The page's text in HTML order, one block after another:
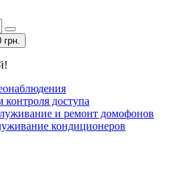
грн.
доступа
и ремонт домофонов
кондиционеров